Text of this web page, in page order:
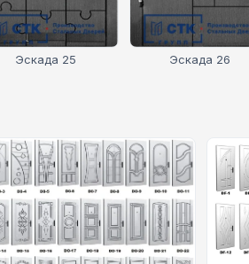
Эскада 25 Эскада 26